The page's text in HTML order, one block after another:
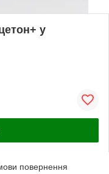
у
повернення